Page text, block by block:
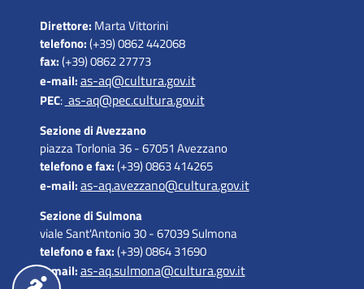
Direttore: Marta Vittorini
telefono:(+39) 0862 442068
fax:(+39) 0862 27773
e-mail:as-aq@cultura.gov.it
PEC: as-aq@pec.cultura.gov.it
Sezione di Avezzano
piazza Torlonia 36 - 67051 Avezzano
telefono e fax:(+39) 0863 414265
e-mail:as-aq.avezzano@cultura.gov.it
Sezione di Sulmona
viale Sant'Antonio 30 - 67039 Sulmona
telefono e fax:(+39) 0864 31690
e-mail:as-aq.sulmona@cultura.gov.it